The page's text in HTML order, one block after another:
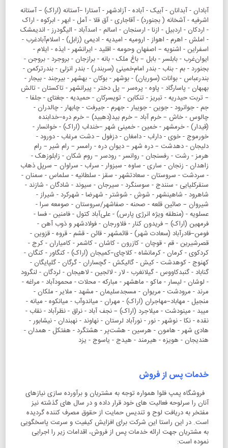
آبادان - آبدانان - آبیک - آباده - آزادشهر - آستارا –آستانه (اراک) – آستانه
اشرفیه - آشخانه ( بجنورد) - آقاجاری - آق قلا - آمل - ابهر - ابرکوه - اراک
- اردکان - اردبیل - ازنا - ارسنجان - اسالم - اسدآباد - الیگودرز - اندیمشک
- املش - اهرم - اهواز - ارومیه - امیدیه - ادیمی (زابل) - اسلام‌آبادغرب -
اسفراین - اشنویه – اصفهان وحومه - اقلید - ایرانشهر - ایذه - ایلام -
ایوان‌غرب - بابلسر - بابل – باغ ملک - بانه - برازجان - بروجرد - بروجن -
بجنورد - بم - بناب - بندر امام‌خمینی (سربندر) - بندر انزلی - بندرترکمن -
بندرعباس - بوانات (سوریان) - بوشهر - بوکان - بهشهر - بیرجند - بیجار -
بهبهان - پاسارگاد - پاوه - پره‌سر – پل دختر - پیرانشهر - تاکستان - تالش
– تربت حیدریه - تبریز - تنکابن - تویسرکان - حمیدیه - جغتای - جلفا -
جم - جوانرود - جوین - جویبار - جهرم - جیرفت - چابهار‌‌‌ - چالدران -
چالوس - خاش – خرم آباد – خرم بید(دهبید) – خرم دره–خدابنده
(قیدار) - خرمشهر - خمین - خمینی شهر –خنداب (اراک) - خوانسار -
خورموج - خوی - داراب - دامغان - دزفول – دشت مرغاب - دورود -
دلیجان - دهدشت – دره شهر – دیوان دره - رامسر – رام شیر – رام
هرمز - رشت - رفسنجان - روانسر - رودسر – روم شکان - زابلوزهک -
زاهدان - زنجان - ساری - ساوه - سبزوار - سراب - سراوان – سرپل ذهاب
- سردشت - سروستان - سعادتشهر - سقز - سلطانیه - سلماس - سمنان -
سنقرکلیایی - سنندج - سوسنگرد - سیرجان - سیوند - شادگان - شازند -
شاهرود - شاهینشهر - شوش - شوشتر - شهرضا - شهرکرد - شیراز -
شیروان – صائین قلعه - صحنه - صفاشهر/سروستان - صومعه سرا -
عسلویه - (منطقه ویژه انرژی پارس) - علی‌آباد کتول - فامنین - فسا -
فرمهین (اراک) – فریدون کنار - فلاورجان - فولادشهر و ذوب آهن -
فومن–قادرآباد (سعادت شهر) - قائمشهر - قائن - قشم - قروه - قزوین -
قصرشیرین - قم - قوچان - کازرون - کاشان - کاشمر - کامیاران - کرج -
کردکوی - کرمان - کرمانشاه - کلاچای–کمیجان (اراک) - کنگاور - کنگان -
کهنوج - کوهدشت - کیش - گالیکش - گچساران - گرگان - گلپایگان -
گناباد - گنبدکاووس - گیلانغرب - لار - لالجین - لاهیجان - لردگان - لنگرود
- لوشان - لیسار - ماکو - ماهشهر - مبارکه - محلات - محمودآباد - مراغه -
مرند - مرودشت - مریوان - مسجدسلیمان - مشهد - ملایر - ملکان -
منجیل - مهاباد–مهاجران (اراک) - مهران - میاندوآب - میانکوه - میانه -
میبد - مینودشت - میلاجرد (اراک) – نجف آباد - نراق - نظرآباد - نقاب -
نقده - نکا - نوشهر - نور - نورآباد لرستان - نهاوند - نهبندان - نیشابور -
هادی شهر - هامون - هرسین - هشت‌پر - هشتگرد - هفتکل - همدان -
هندیجان - هویزه - هیرمند - هیدج - یاسوج - یزد
خدمات پس از فروش
فروشگاه پمپ فلوا همواره توجه به مشتریان و برآورده سازی نیازهای
آنان را سرلوحه فعالیت های خود قرار داده و در سال های گذشته نیز
مفتخر به دریافت لوح و تندیس حمایت از حقوق مصرف کننده گردیده
است. در این راستا این شرکت برای افزایش کیفیت و سرعت پاسخگویی
به مشتریان جهت ارائه خدمات پس از فروش، اقدامات زیر را اجرایی
نموده است: